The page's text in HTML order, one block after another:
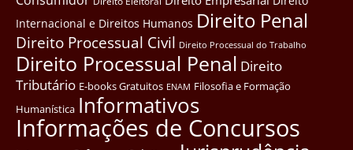
Internacional e Direitos Humanos Direito Penal
Direito Processual Civil Direito Processual do Trabalho
Direito Processual Penal Direito
Tributário E-books Gratuitos ENAM Filosofia e Formação
Humanística Informativos
Informações de Concursos